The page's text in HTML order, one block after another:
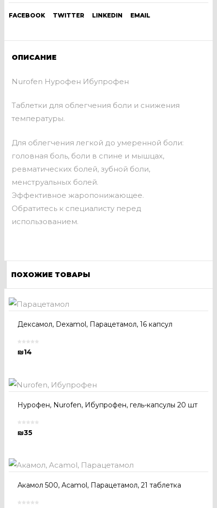
FACEBOOK TWITTER LINKEDIN EMAIL
ОПИСАНИЕ
Nurofen Нурофен Ибупрофен
Таблетки для облегчения боли и снижения
температуры.
Для облегчения легкой до умеренной боли:
головная боль, боли в спине и мышцах,
ревматических болей, зубной боли,
менструальных болей.
Эффективное жаропонижающее.
Обратитесь к специалисту перед
использованием.
ПОХОЖИЕ ТОВАРЫ
Дексамол, Dexamol, Парацетамол, 16 капсул
₪14
Нурофен, Nurofen, Ибупрофен, гель-капсулы 20 шт
₪35
Акамол 500, Acamol, Парацетамол, 21 таблетка